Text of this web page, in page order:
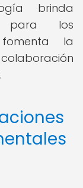
brinda
para los
la